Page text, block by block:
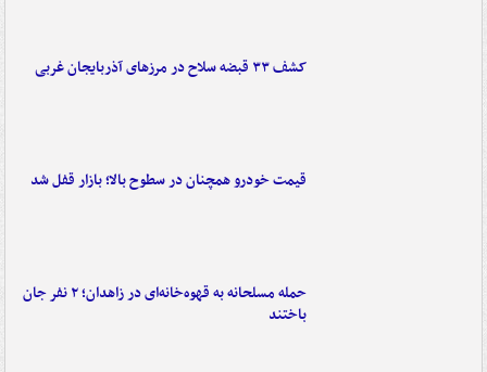
کشف ۳۳ قبضه سلاح در مرزهای آذربایجان غربی
قیمت خودرو همچنان در سطوح بالا؛ بازار قفل شد
حمله مسلحانه به قهوه‌خانه‌ای در زاهدان؛ ۲ نفر جان
باختند